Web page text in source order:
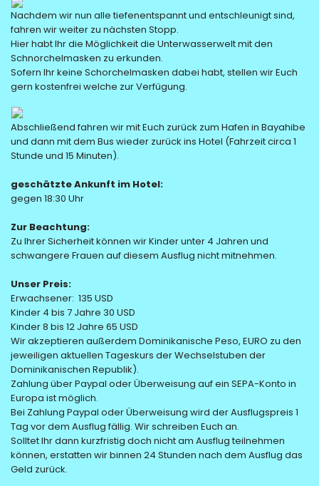
Nachdem wir nun alle tiefenentspannt und entschleunigt sind,
fahren wir weiter zu nächsten Stopp.
Hier habt Ihr die Möglichkeit die Unterwasserwelt mit den
Schnorchelmasken zu erkunden.
Sofern Ihr keine Schorchelmasken dabei habt, stellen wir Euch
gern kostenfrei welche zur Verfügung.
Abschließend fahren wir mit Euch zurück zum Hafen in Bayahibe
und dann mit dem Bus wieder zurück ins Hotel (Fahrzeit circa 1
Stunde und 15 Minuten).
geschätzte Ankunft im Hotel:
gegen 18:30 Uhr
Zur Beachtung:
Zu Ihrer Sicherheit können wir Kinder unter 4 Jahren und
schwangere Frauen auf diesem Ausflug nicht mitnehmen.
Unser Preis:
Erwachsener: 135 USD
Kinder 4 bis 7 Jahre 30 USD
Kinder 8 bis 12 Jahre 65 USD
Wir akzeptieren außerdem Dominikanische Peso, EURO zu den
jeweiligen aktuellen Tageskurs der Wechselstuben der
Dominikanischen Republik).
Zahlung über Paypal oder Überweisung auf ein SEPA-Konto in
Europa ist möglich.
Bei Zahlung Paypal oder Überweisung wird der Ausflugspreis 1
Tag vor dem Ausflug fällig. Wir schreiben Euch an.
Solltet Ihr dann kurzfristig doch nicht am Ausflug teilnehmen
können, erstatten wir binnen 24 Stunden nach dem Ausflug das
Geld zurück.